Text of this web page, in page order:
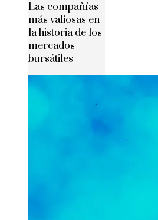
Las compañías
más valiosas en
la historia de los
mercados
bursátiles